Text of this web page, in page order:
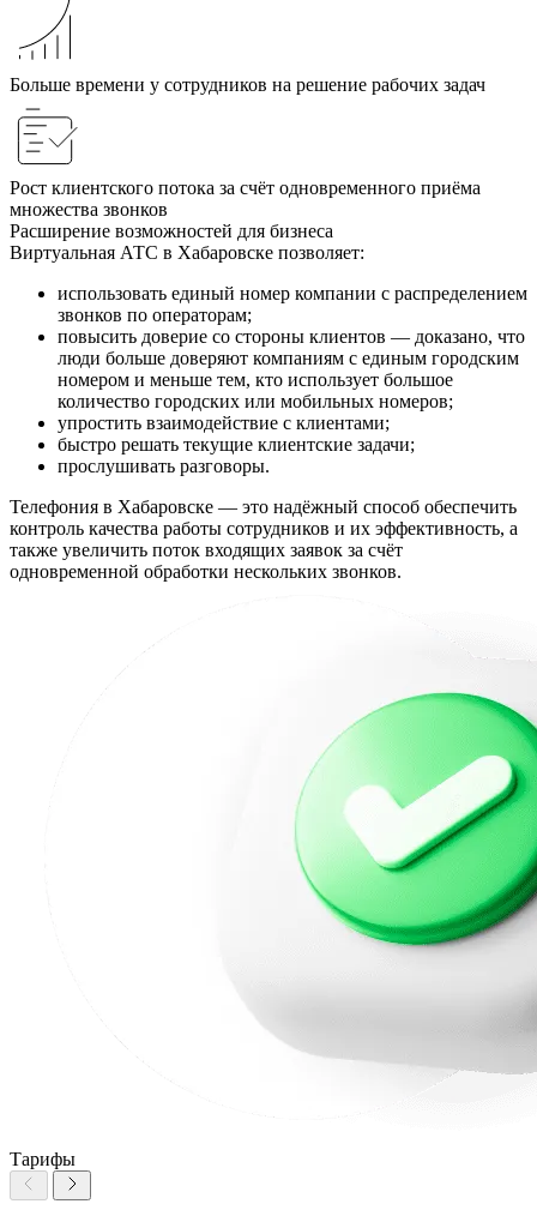
Больше времени у сотрудников на решение рабочих задач
Рост клиентского потока за счёт одновременного приёма
множества звонков
Расширение возможностей для бизнеса
Виртуальная АТС в Хабаровске позволяет:
использовать единый номер компании с распределением
звонков по операторам;
повысить доверие со стороны клиентов — доказано, что
люди больше доверяют компаниям с единым городским
номером и меньше тем, кто использует большое
количество городских или мобильных номеров;
упростить взаимодействие с клиентами;
быстро решать текущие клиентские задачи;
прослушивать разговоры.
Телефония в Хабаровске — это надёжный способ обеспечить
контроль качества работы сотрудников и их эффективность, а
также увеличить поток входящих заявок за счёт
одновременной обработки нескольких звонков.
Тарифы